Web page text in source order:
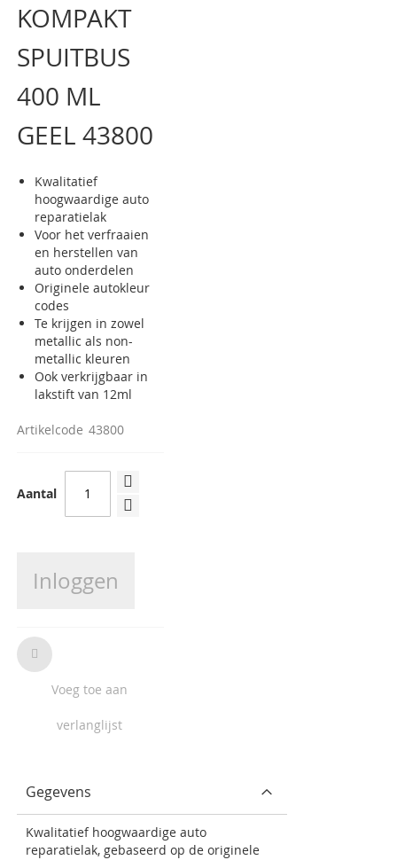
van
de
afbeeldingen-
gallerij
KOMPAKT
SPUITBUS
400 ML
GEEL 43800
Kwalitatief
hoogwaardige auto
reparatielak
Voor het verfraaien
en herstellen van
auto onderdelen
Originele autokleur
codes
Te krijgen in zowel
metallic als non-
metallic kleuren
Ook verkrijgbaar in
lakstift van 12ml
Artikelcode 43800
Aantal
Inloggen
Voeg toe aan
verlanglijst
Gegevens
Kwalitatief hoogwaardige auto
reparatielak, gebaseerd op de originele